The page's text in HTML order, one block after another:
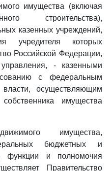
имущества (включая
строительства),
казенных учреждений,
учредителя которых
Российской Федерации,
- казенными
с федеральным
власти, осуществляющим
имущества
имущества,
бюджетных и
функции и полномочия
Правительство